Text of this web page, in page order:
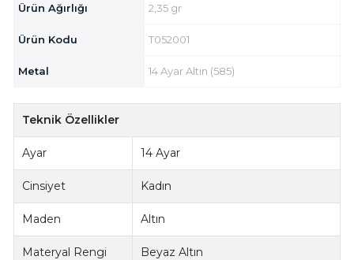
Ürün Ağırlığı 2,35 gr
Ürün Kodu T052001
Metal 14 Ayar Altın (585)
Teknik Özellikler
Ayar 14 Ayar
Cinsiyet Kadın
Maden Altın
Materyal Rengi Beyaz Altın